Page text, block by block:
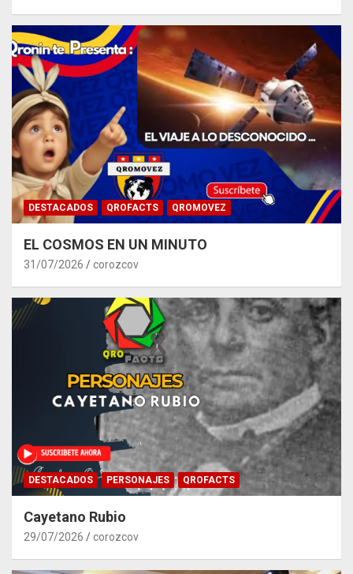
DESTACADOS QROFACTS QROMOVEZ
EL COSMOS EN UN MINUTO
31/07/2026 corozcov
DESTACADOS PERSONAJES QROFACTS
Cayetano Rubio
29/07/2026 corozcov